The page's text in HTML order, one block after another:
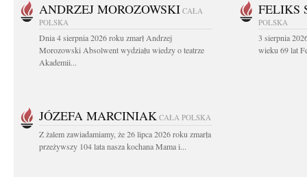
ANDRZEJ MOROZOWSKI CAŁA
POLSKA
Dnia 4 sierpnia 2026 roku zmarł Andrzej
Morozowski Absolwent wydziału wiedzy o teatrze
Akademii...
FELIKS
POLSKA
3 sierpnia
wieku 69 lat
JÓZEFA MARCINIAK CAŁA POLSKA
Z żalem zawiadamiamy, że 26 lipca 2026 roku zmarła
przeżywszy 104 lata nasza kochana Mama i...